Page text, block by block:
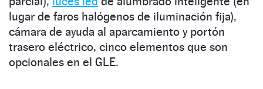
lugar de faros halógenos de iluminación fija),
cámara de ayuda al aparcamiento y portón
trasero eléctrico, cinco elementos que son
opcionales en el GLE.